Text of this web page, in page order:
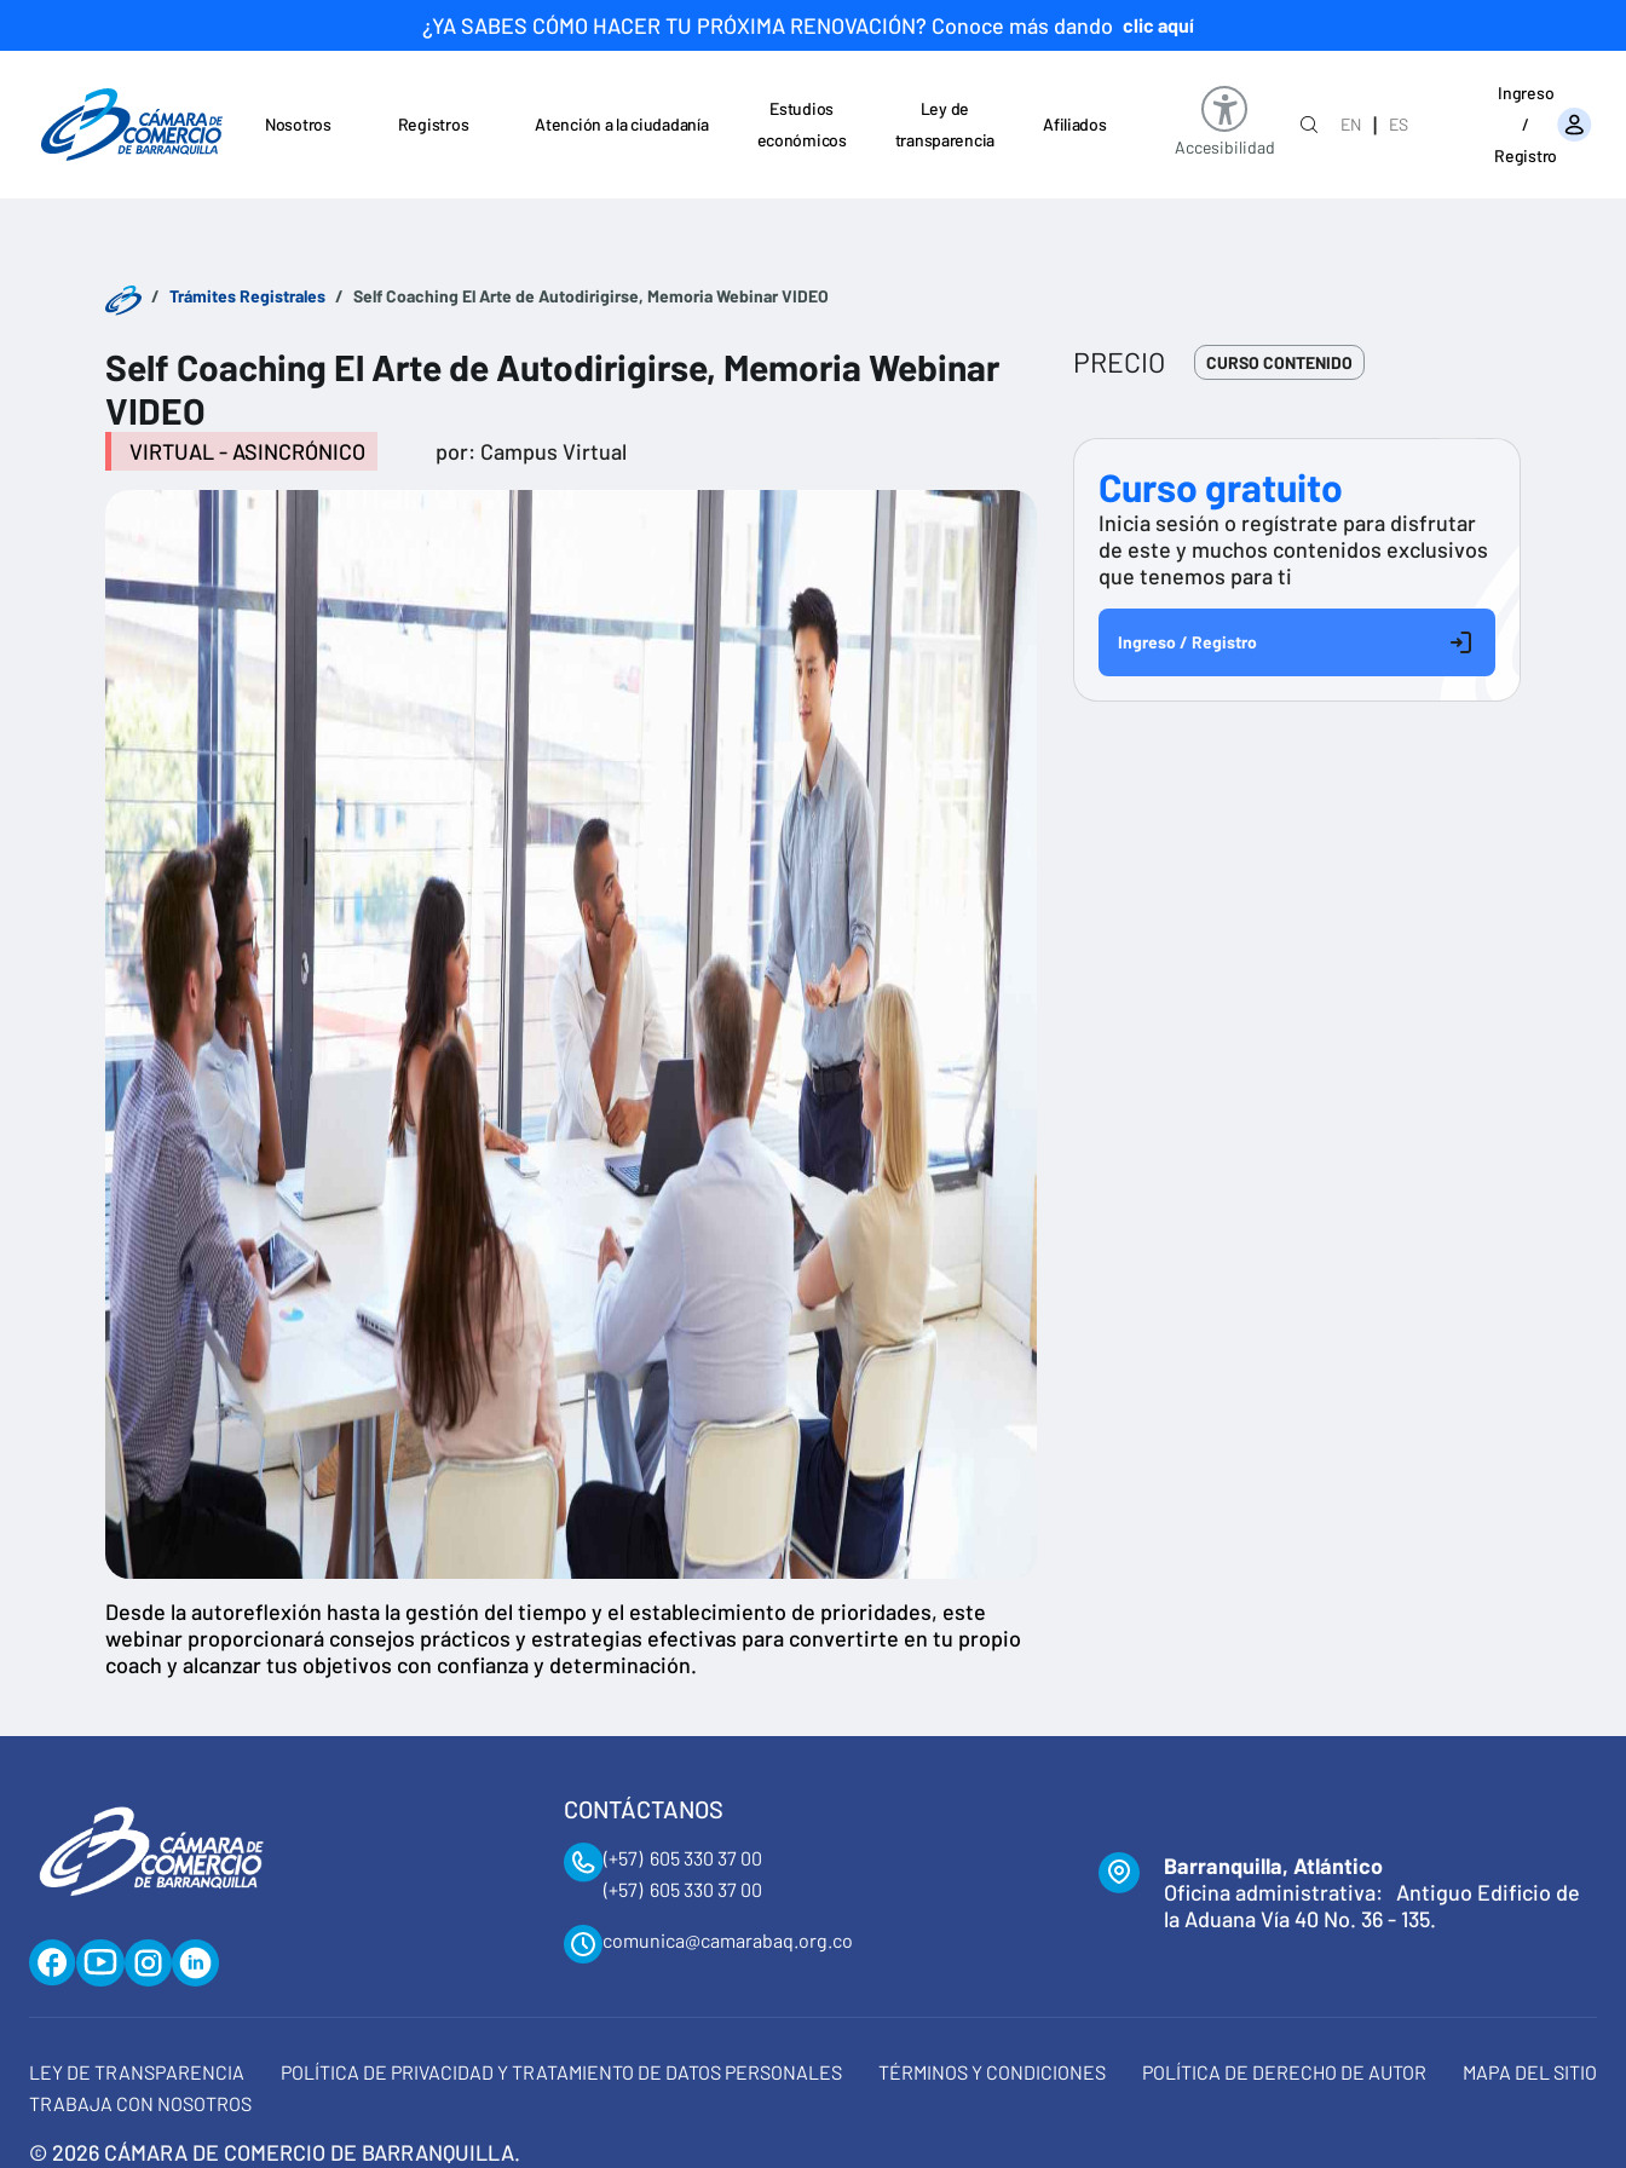
¿YA SABES CÓMO HACER TU PRÓXIMA RENOVACIÓN? Conoce más dando clic aquí
Nosotros Registros
Atención a la ciudadanía
Estudios
económicos
Ley de
transparencia
Afiliados
Accesibilidad
EN |
ES
Ingreso
/
Registro
Trámites Registrales Self Coaching El Arte de Autodirigirse, Memoria Webinar VIDEO
Self Coaching El Arte de Autodirigirse, Memoria Webinar
VIDEO
VIRTUAL - ASINCRÓNICO por: Campus Virtual
Desde la autoreflexión hasta la gestión del tiempo y el establecimiento de prioridades, este
webinar proporcionará consejos prácticos y estrategias efectivas para convertirte en tu propio
coach y alcanzar tus objetivos con confianza y determinación.
PRECIO CURSO CONTENIDO
Curso gratuito
Inicia sesión o regístrate para disfrutar
de este y muchos contenidos exclusivos
que tenemos para ti
Ingreso / Registro
CONTÁCTANOS
(+57) 605 330 37 00
(+57) 605 330 37 00
comunica@camarabaq.org.co
Barranquilla, Atlántico
Oficina administrativa: Antiguo Edificio de
la Aduana Vía 40 No. 36 - 135.
LEY DE TRANSPARENCIA POLÍTICA DE PRIVACIDAD Y TRATAMIENTO DE DATOS PERSONALES TÉRMINOS Y CONDICIONES POLÍTICA DE DERECHO DE AUTOR
MAPA DEL SITIO
TRABAJA CON NOSOTROS
© 2026 CÁMARA DE COMERCIO DE BARRANQUILLA.